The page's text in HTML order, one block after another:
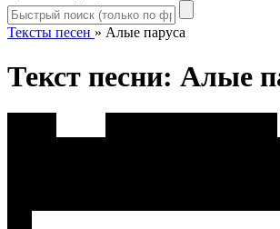
Тексты песен » Алые паруса
Текст песни: Алые